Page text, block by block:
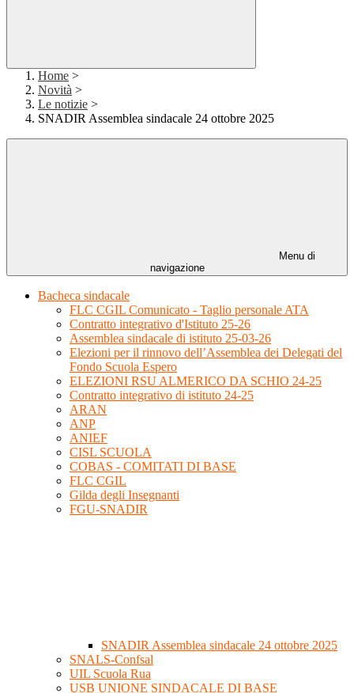
Home >
Novità >
Le notizie >
SNADIR Assemblea sindacale 24 ottobre 2025
Menu di
navigazione
Bacheca sindacale
FLC CGIL Comunicato - Taglio personale ATA
Contratto integrativo d'Istituto 25-26
Assemblea sindacale di istituto 25-03-26
Elezioni per il rinnovo dell’Assemblea dei Delegati del
Fondo Scuola Espero
ELEZIONI RSU ALMERICO DA SCHIO 24-25
Contratto integrativo di istituto 24-25
ARAN
ANP
ANIEF
CISL SCUOLA
COBAS - COMITATI DI BASE
FLC CGIL
Gilda degli Insegnanti
FGU-SNADIR
SNADIR Assemblea sindacale 24 ottobre 2025
SNALS-Confsal
UIL Scuola Rua
USB UNIONE SINDACALE DI BASE